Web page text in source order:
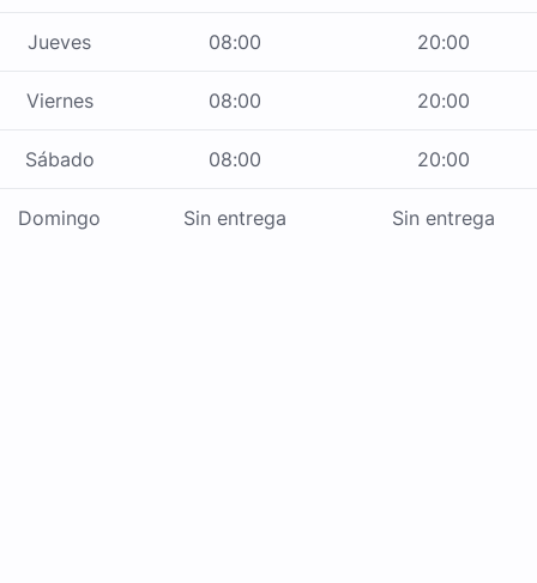
Jueves 08:00 20:00
Viernes 08:00 20:00
Sábado 08:00 20:00
Domingo Sin entrega Sin entrega